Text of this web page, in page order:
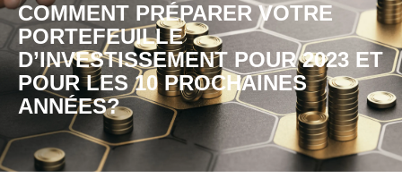
COMMENT PRÉPARER VOTRE
PORTEFEUILLE
D’INVESTISSEMENT POUR 2023 ET
POUR LES 10 PROCHAINES
ANNÉES?